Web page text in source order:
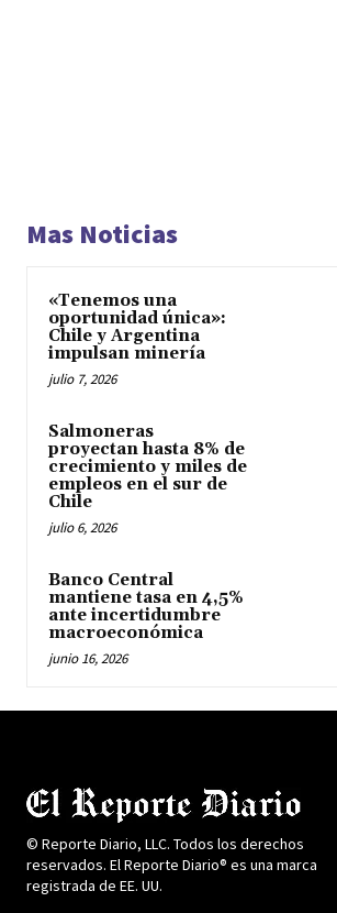
Mas Noticias
«Tenemos una
oportunidad única»:
Chile y Argentina
impulsan minería
julio 7, 2026
Salmoneras
proyectan hasta 8% de
crecimiento y miles de
empleos en el sur de
Chile
julio 6, 2026
Banco Central
mantiene tasa en 4,5%
ante incertidumbre
macroeconómica
junio 16, 2026
© Reporte Diario, LLC. Todos los derechos
reservados. El Reporte Diario® es una marca
registrada de EE. UU.